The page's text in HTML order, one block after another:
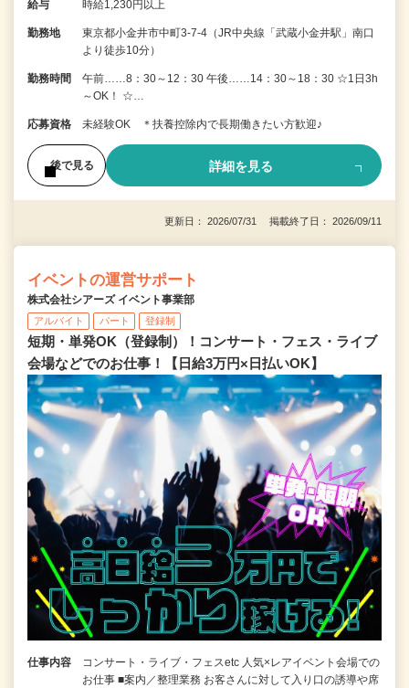
給与 時給1,230円以上
勤務地
東京都小金井市中町3-7-4（JR中央線「武蔵小金井駅」南口
より徒歩10分）
勤務時間
午前……8：30～12：30 午後……14：30～18：30 ☆1日3h
～OK！ ☆…
応募資格 未経験OK ＊扶養控除内で長期働きたい方歓迎♪
後で見る 詳細を見る
更新日： 2026/07/31 掲載終了日： 2026/09/11
イベントの運営サポート
株式会社シアーズ イベント事業部
アルバイト パート 登録制
短期・単発OK（登録制）！コンサート・フェス・ライブ
会場などでのお仕事！【日給3万円×日払いOK】
仕事内容
コンサート・ライブ・フェスetc 人気×レアイベント会場での
お仕事 ■案内／整理業務 お客さんに対して入り口の誘導や席